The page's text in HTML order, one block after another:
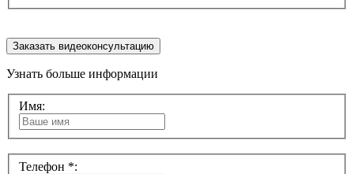
Заказать видеоконсультацию
Узнать больше информации
Имя:
Телефон *: